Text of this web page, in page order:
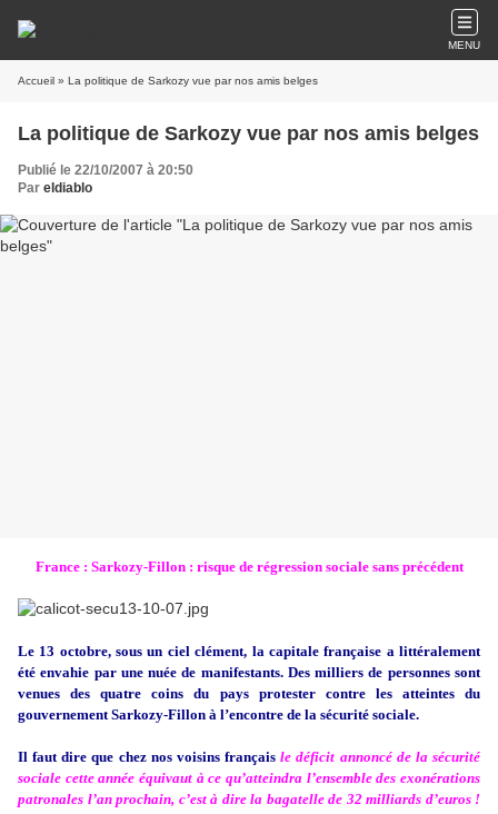
MENU
Accueil » La politique de Sarkozy vue par nos amis belges
La politique de Sarkozy vue par nos amis belges
Publié le 22/10/2007 à 20:50
Par eldiablo
France : Sarkozy-Fillon : risque de régression sociale sans précédent
Le 13 octobre, sous un ciel clément, la capitale française a littéralement
été envahie par une nuée de manifestants. Des milliers de personnes sont
venues des quatre coins du pays protester contre les atteintes du
gouvernement Sarkozy-Fillon à l’encontre de la sécurité sociale.
Il faut dire que chez nos voisins françaisle déficit annoncé de la sécurité
sociale cette année équivaut à ce qu’atteindra l’ensemble des exonérations
patronales l’an prochain, c’est à dire la bagatelle de 32 milliards d’euros !